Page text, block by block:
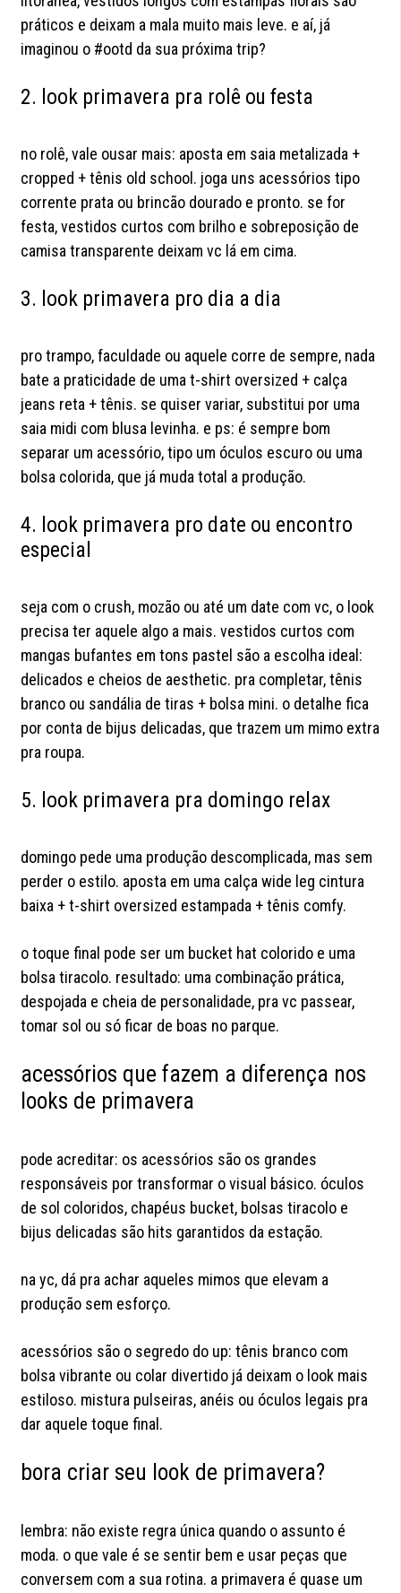
práticos e deixam a mala muito mais leve. e aí, já
imaginou o #ootd da sua próxima trip?
2. look primavera pra rolê ou festa
no rolê, vale ousar mais: aposta em saia metalizada +
cropped + tênis old school. joga uns acessórios tipo
corrente prata ou brincão dourado e pronto. se for
festa, vestidos curtos com brilho e sobreposição de
camisa transparente deixam vc lá em cima.
3. look primavera pro dia a dia
pro trampo, faculdade ou aquele corre de sempre, nada
bate a praticidade de uma t-shirt oversized + calça
jeans reta + tênis. se quiser variar, substitui por uma
saia midi com blusa levinha. e ps: é sempre bom
separar um acessório, tipo um óculos escuro ou uma
bolsa colorida, que já muda total a produção.
4. look primavera pro date ou encontro
especial
seja com o crush, mozão ou até um date com vc, o look
precisa ter aquele algo a mais. vestidos curtos com
mangas bufantes em tons pastel são a escolha ideal:
delicados e cheios de aesthetic. pra completar, tênis
branco ou sandália de tiras + bolsa mini. o detalhe fica
por conta de bijus delicadas, que trazem um mimo extra
pra roupa.
5. look primavera pra domingo relax
domingo pede uma produção descomplicada, mas sem
perder o estilo. aposta em uma calça wide leg cintura
baixa + t-shirt oversized estampada + tênis comfy.
o toque final pode ser um bucket hat colorido e uma
bolsa tiracolo. resultado: uma combinação prática,
despojada e cheia de personalidade, pra vc passear,
tomar sol ou só ficar de boas no parque.
acessórios que fazem a diferença nos
looks de primavera
pode acreditar: os acessórios são os grandes
responsáveis por transformar o visual básico. óculos
de sol coloridos, chapéus bucket, bolsas tiracolo e
bijus delicadas são hits garantidos da estação.
na yc, dá pra achar aqueles mimos que elevam a
produção sem esforço.
acessórios são o segredo do up: tênis branco com
bolsa vibrante ou colar divertido já deixam o look mais
estiloso. mistura pulseiras, anéis ou óculos legais pra
dar aquele toque final.
bora criar seu look de primavera?
lembra: não existe regra única quando o assunto é
moda. o que vale é se sentir bem e usar peças que
conversem com a sua rotina. a primavera é quase um